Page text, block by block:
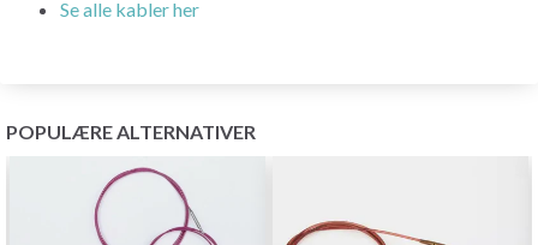
Se alle kabler her
POPULÆRE ALTERNATIVER